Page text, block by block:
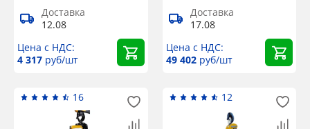
Доставка
12.08
Цена с НДС:
4 317 руб/шт
Доставка
17.08
Цена с НДС:
49 402руб/шт
16 12